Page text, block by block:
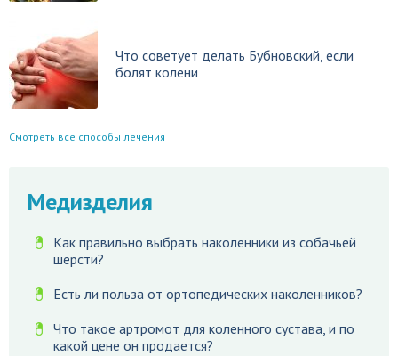
Что советует делать Бубновский, если
болят колени
Смотреть все способы лечения
Медизделия
Как правильно выбрать наколенники из собачьей
шерсти?
Есть ли польза от ортопедических наколенников?
Что такое артромот для коленного сустава, и по
какой цене он продается?